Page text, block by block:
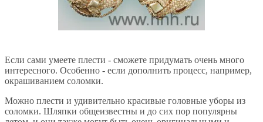
Если сами умеете плести - сможете придумать очень много
интересного. Особенно - если дополнить процесс, например,
окрашиванием соломки.
Можно плести и удивительно красивые головные уборы из
соломки. Шляпки общеизвестны и до сих пор популярны